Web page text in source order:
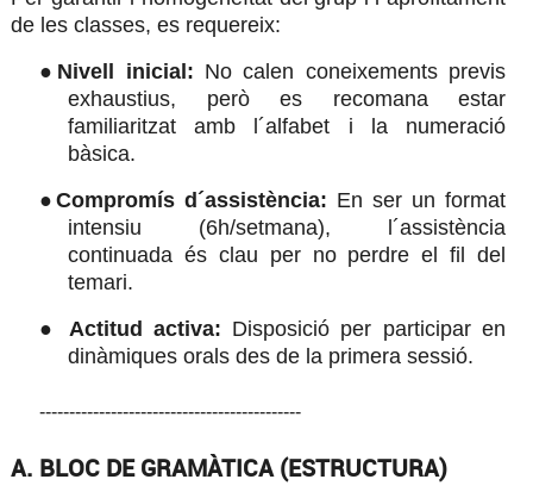
de les classes, es requereix:
● Nivell inicial: No calen coneixements previs
exhaustius, però es recomana estar
familiaritzat amb l´alfabet i la numeració
bàsica.
● Compromís d´assistència: En ser un format
intensiu (6h/setmana), l´assistència
continuada és clau per no perdre el fil del
temari.
●
Actitud activa: Disposició per participar en
dinàmiques orals des de la primera sessió.
--------------------------------------------
A. BLOC DE GRAMÀTICA (ESTRUCTURA)